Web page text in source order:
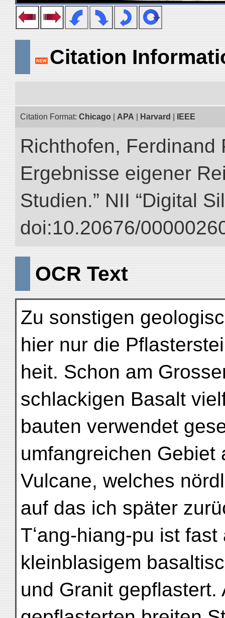
Citation
Citation Format: Chicago APA Harvard IEEE
Richthofen, Ferdinand
Ergebnisse eigener
Studien.” NII “Digital
doi:10.20676/
OCR Text
Zu sonstigen
hier nur die
heit. Schon am
schlackigen Basalt
bauten verwendet
umfangreichen Gebiet
Vulcane, welches
auf das ich später
Tʻang-hiang-pu ist
kleinblasigem
und Granit gepflastert.